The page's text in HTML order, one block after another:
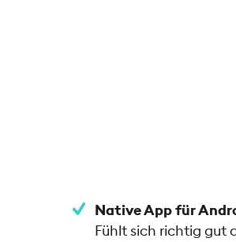
Native App für
Fühlt sich richtig gut